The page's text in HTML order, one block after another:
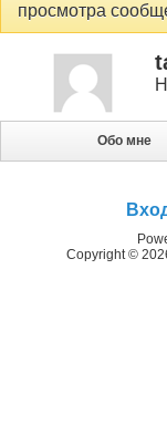
просмотра
Обо мне
Copyright ©